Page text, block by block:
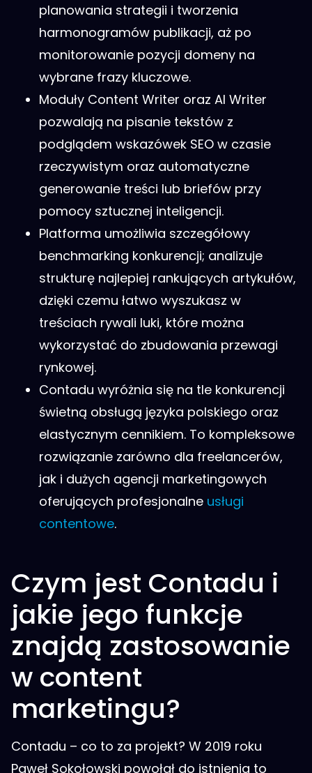
planowania strategii i tworzenia
harmonogramów publikacji, aż po
monitorowanie pozycji domeny na
wybrane frazy kluczowe.
Moduły Content Writer oraz AI Writer
pozwalają na pisanie tekstów z
podglądem wskazówek SEO w czasie
rzeczywistym oraz automatyczne
generowanie treści lub briefów przy
pomocy sztucznej inteligencji.
Platforma umożliwia szczegółowy
benchmarking konkurencji; analizuje
strukturę najlepiej rankujących artykułów,
dzięki czemu łatwo wyszukasz w
treściach rywali luki, które można
wykorzystać do zbudowania przewagi
rynkowej.
Contadu wyróżnia się na tle konkurencji
świetną obsługą języka polskiego oraz
elastycznym cennikiem. To kompleksowe
rozwiązanie zarówno dla freelancerów,
jak i dużych agencji marketingowych
oferujących profesjonalne usługi
contentowe.
Czym jest Contadu i
jakie jego funkcje
znajdą zastosowanie
w content
marketingu?
Contadu – co to za projekt? W 2019 roku
Paweł Sokołowski powołał do istnienia to